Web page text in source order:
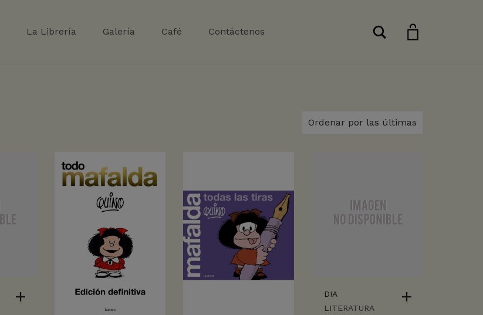
La Librería Galería Café Contáctenos Buscar
Ordenar por las últimas
DIA
LITERATURA